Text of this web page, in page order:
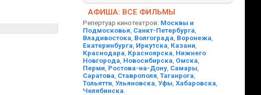
АФИША: ВСЕ ФИЛЬМЫ
Репертуар кинотеатров: Москвы и
Подмосковья, Санкт-Петербурга,
Владивостока, Волгограда, Воронежа,
Екатеринбурга, Иркутска, Казани,
Краснодара, Красноярска, Нижнего
Новгорода, Новосибирска, Омска,
Перми, Ростова-на-Дону, Самары,
Саратова, Ставрополя, Таганрога,
Тольятти, Ульяновска, Уфы, Хабаровска,
Челябинска.